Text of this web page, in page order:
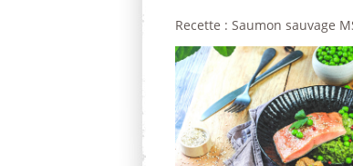
Recette : Saumon sauvage